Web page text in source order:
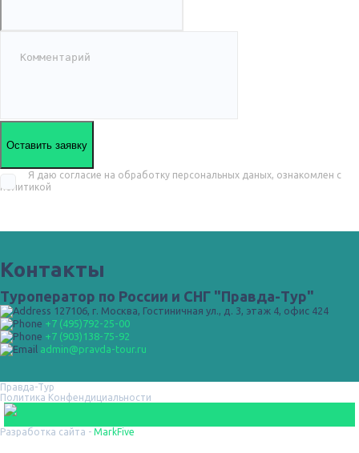
Оставить заявку
Я даю согласие на обработку персональных даных, ознакомлен с
политикой
Контакты
Туроператор по России и СНГ "Правда-Тур"
127106, г. Москва, Гостиничная ул., д. 3, этаж 4, офис 424
+7 (495)792-25-00
+7 (903)138-75-92
admin@pravda-tour.ru
Правда-Тур
Политика Конфендициальности
Разработка сайта - MarkFive